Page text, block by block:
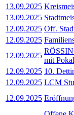
13.09.2025
13.09.2025
12.09.2025 Off.
12.09.2025
12.09.2025
mit
12.09.2025 10.
12.09.2025 LCM
12.09.2025